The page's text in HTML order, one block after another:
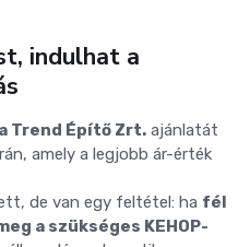
indulhat a
a Trend Építő Zrt. ajánlatát
amely a legjobb ár-érték
de van egy feltétel: ha fél
a szükséges KEHOP-